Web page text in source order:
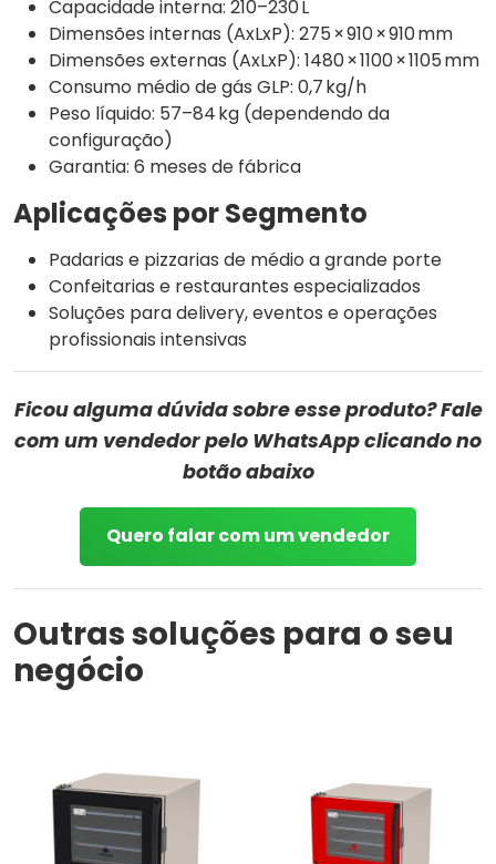
Capacidade interna: 210–230 L
Dimensões internas (AxLxP): 275 × 910 × 910 mm
Dimensões externas (AxLxP): 1480 × 1100 × 1105 mm
Consumo médio de gás GLP: 0,7 kg/h
Peso líquido: 57–84 kg (dependendo da
configuração)
Garantia: 6 meses de fábrica
Aplicações por Segmento
Padarias e pizzarias de médio a grande porte
Confeitarias e restaurantes especializados
Soluções para delivery, eventos e operações
profissionais intensivas
Ficou alguma dúvida sobre esse produto? Fale
com um vendedor pelo WhatsApp clicando no
botão abaixo
Quero falar com um vendedor
Outras soluções para o seu
negócio